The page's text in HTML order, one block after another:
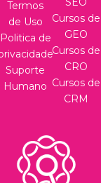
Termos
de Uso
Politica de
Suporte
Humano
Cursos de
GEO
Cursos de
CRO
Cursos de
CRM